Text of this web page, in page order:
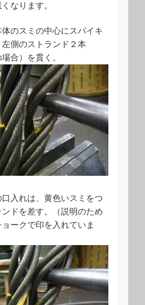
なります。
のスミの中心にスパイキ
左側のストランド２本
場合）を貫く。
入れは、黄色いスミをつ
ドを差す。（説明のため
ークで印を入れていま